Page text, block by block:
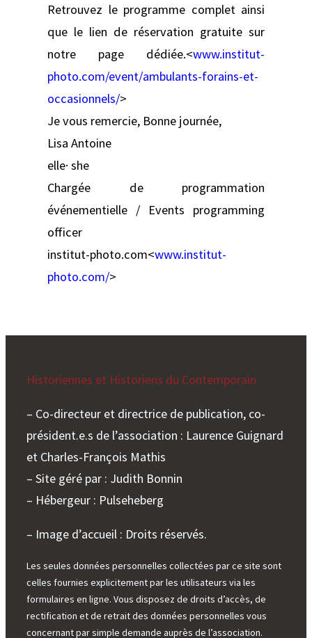
Retrouvez le programme complet ainsi
que le lien de réservation gratuite sur
notre page dédiée.<www.institut-
photo.com/event/ambulants-forains-et-
occasionnels/>
Je vous remercie, Bonne journée,
Lisa Antoine
elle· she
Chargée de programmation
événementielle / Events programming
officer
institut-photo.com<www.institut-
photo.com/>
Historiennes et Historiens du Contemporain
– Co-directeur et directrice de publication, co-
président.e.s de l’association : Laurence Guignard
et Charles-François Mathis
– Site géré par : Judith Bonnin
– Hébergeur : Pulseheberg
– Image d’accueil : Droits réservés.
Les seules données personnelles collectées par ce site sont
celles fournies explicitement par les utilisateurs via les
formulaires en ligne. Vous disposez de droits d’accès, de
rectification et de retrait des données personnelles vous
concernant par simple demande auprès de l’association.